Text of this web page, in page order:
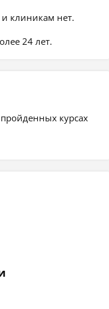
клиникам нет.
24 лет.
курсах